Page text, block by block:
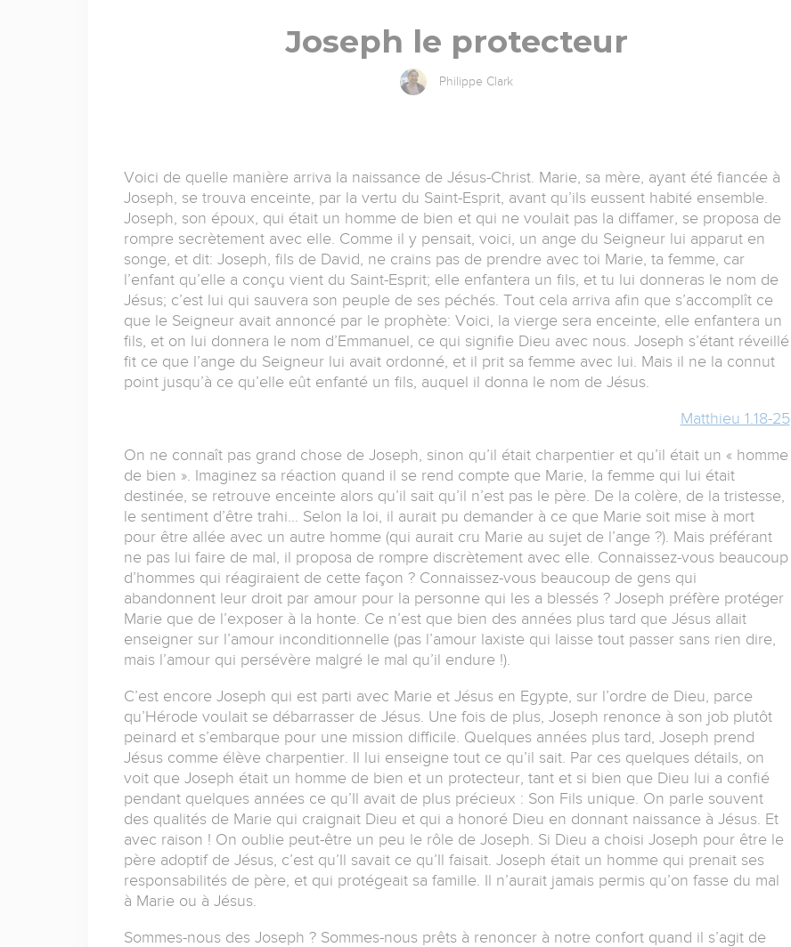
Joseph le protecteur
Philippe Clark
Voici de quelle manière arriva la naissance de Jésus-Christ. Marie, sa mère, ayant été fiancée à
Joseph, se trouva enceinte, par la vertu du Saint-Esprit, avant qu’ils eussent habité ensemble.
Joseph, son époux, qui était un homme de bien et qui ne voulait pas la diffamer, se proposa de
rompre secrètement avec elle. Comme il y pensait, voici, un ange du Seigneur lui apparut en
songe, et dit: Joseph, fils de David, ne crains pas de prendre avec toi Marie, ta femme, car
l’enfant qu’elle a conçu vient du Saint-Esprit; elle enfantera un fils, et tu lui donneras le nom de
Jésus; c’est lui qui sauvera son peuple de ses péchés. Tout cela arriva afin que s’accomplît ce
que le Seigneur avait annoncé par le prophète: Voici, la vierge sera enceinte, elle enfantera un
fils, et on lui donnera le nom d’Emmanuel, ce qui signifie Dieu avec nous. Joseph s’étant réveillé
fit ce que l’ange du Seigneur lui avait ordonné, et il prit sa femme avec lui. Mais il ne la connut
point jusqu’à ce qu’elle eût enfanté un fils, auquel il donna le nom de Jésus.
Matthieu 1.18-25
On ne connaît pas grand chose de Joseph, sinon qu’il était charpentier et qu’il était un « homme
de bien ». Imaginez sa réaction quand il se rend compte que Marie, la femme qui lui était
destinée, se retrouve enceinte alors qu’il sait qu’il n’est pas le père. De la colère, de la tristesse,
le sentiment d’être trahi… Selon la loi, il aurait pu demander à ce que Marie soit mise à mort
pour être allée avec un autre homme (qui aurait cru Marie au sujet de l’ange ?). Mais préférant
ne pas lui faire de mal, il proposa de rompre discrètement avec elle. Connaissez-vous beaucoup
d’hommes qui réagiraient de cette façon ? Connaissez-vous beaucoup de gens qui
abandonnent leur droit par amour pour la personne qui les a blessés ? Joseph préfère protéger
Marie que de l’exposer à la honte. Ce n’est que bien des années plus tard que Jésus allait
enseigner sur l’amour inconditionnelle (pas l’amour laxiste qui laisse tout passer sans rien dire,
mais l’amour qui persévère malgré le mal qu’il endure !).
C’est encore Joseph qui est parti avec Marie et Jésus en Egypte, sur l’ordre de Dieu, parce
qu’Hérode voulait se débarrasser de Jésus. Une fois de plus, Joseph renonce à son job plutôt
peinard et s’embarque pour une mission difficile. Quelques années plus tard, Joseph prend
Jésus comme élève charpentier. Il lui enseigne tout ce qu’il sait. Par ces quelques détails, on
voit que Joseph était un homme de bien et un protecteur, tant et si bien que Dieu lui a confié
pendant quelques années ce qu’Il avait de plus précieux : Son Fils unique. On parle souvent
des qualités de Marie qui craignait Dieu et qui a honoré Dieu en donnant naissance à Jésus. Et
avec raison ! On oublie peut-être un peu le rôle de Joseph. Si Dieu a choisi Joseph pour être le
père adoptif de Jésus, c’est qu’Il savait ce qu’Il faisait. Joseph était un homme qui prenait ses
responsabilités de père, et qui protégeait sa famille. Il n’aurait jamais permis qu’on fasse du mal
à Marie ou à Jésus.
Sommes-nous des Joseph ? Sommes-nous prêts à renoncer à notre confort quand il s’agit de